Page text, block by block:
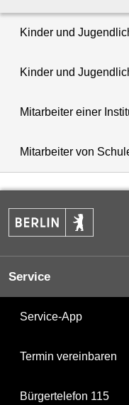
Kinder und
Kinder und
Mitarbeiter einer
Mitarbeiter von
Service
Service-App
Termin vereinbaren
Bürgertelefon 115